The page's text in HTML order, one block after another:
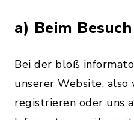
a) Beim
Bei der bloß
unserer Website, also
registrieren oder uns